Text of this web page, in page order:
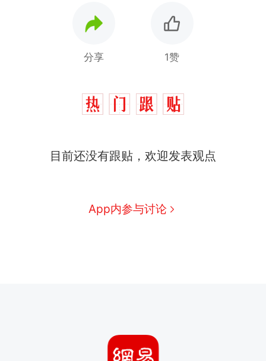
分享 1赞
目前还没有跟贴，欢迎发表观点
App内参与讨论